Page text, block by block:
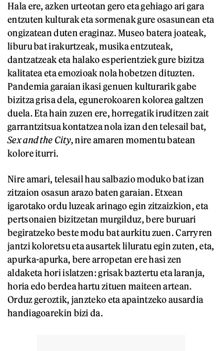
Hala ere, azken urteotan gero eta gehiago ari gara
entzuten kulturak eta sormenak gure osasunean eta
ongizatean duten eraginaz. Museo batera joateak,
liburu bat irakurtzeak, musika entzuteak,
dantzatzeak eta halako esperientziek gure bizitza
kalitatea eta emozioak nola hobetzen dituzten.
Pandemia garaian ikasi genuen kulturarik gabe
bizitza grisa dela, egunerokoaren kolorea galtzen
duela. Eta hain zuzen ere, horregatik iruditzen zait
garrantzitsua kontatzea nola izan den telesail bat,
Sex and the City, nire amaren momentu batean
kolore iturri.
Nire amari, telesail hau salbazio moduko bat izan
zitzaion osasun arazo baten garaian. Etxean
igarotako ordu luzeak arinago egin zitzaizkion, eta
pertsonaien bizitzetan murgilduz, bere buruari
begiratzeko beste modu bat aurkitu zuen. Carryren
jantzi koloretsu eta ausartek liluratu egin zuten, eta,
apurka-apurka, bere arropetan ere hasi zen
aldaketa hori islatzen: grisak baztertu eta laranja,
horia edo berdea hartu zituen maiteen artean.
Orduz geroztik, janzteko eta apaintzeko ausardia
handiagoarekin bizi da.